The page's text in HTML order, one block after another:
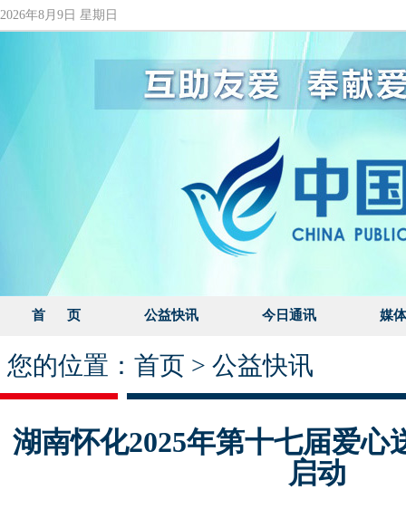
2026年8月9日 星期日
首 页 公益快讯 今日通讯 媒
您的位置： 首页 > 公益快讯
湖南怀化2025年第十七届爱心
启动